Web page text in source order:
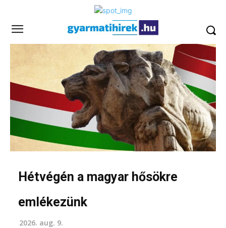
Hétvégén a magyar hősökre
emlékezünk
2026. aug. 9.